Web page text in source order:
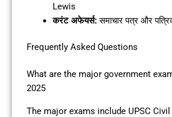
Lewis
करंट अफेयर्स:समाचार पत्र और
Frequently Asked Questions
What are the major government
2025
The major exams include UPSC Civil